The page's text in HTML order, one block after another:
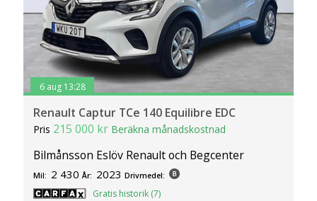
6 aug 13:28
Renault Captur TCe 140 Equilibre EDC
Pris 215 000 kr Beräkna månadskostnad
Bilmånsson Eslöv Renault och Begcenter
Mil: 2 430 År: 2023 Drivmedel:
Gratis historik (7)